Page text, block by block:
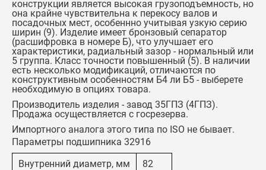
конструкции является высокая грузоподъемность, но
она крайне чувствительна к перекосу валов и
посадочных мест, особеннно учитывая узкую серию
ширин (9). Изделие имеет бронзовый сепаратор
(расшифровка в номере Б), что улучшает его
характеристики, радиальный зазор - нормальный или
5 группа. Класс точности повышенный (5). В наличии
есть несколько модификаций, отличаются по
конструктивным особенностям Б4 ли Б5 - выберете
необходимую в опциях товара.
Производитель изделия - завод 35ГПЗ (4ГПЗ).
Продажа осуществляется с госрезерва.
Импортного аналога этого типа по ISO не бывает.
Параметры подшипника 32916
Внутренний диаметр, мм
82